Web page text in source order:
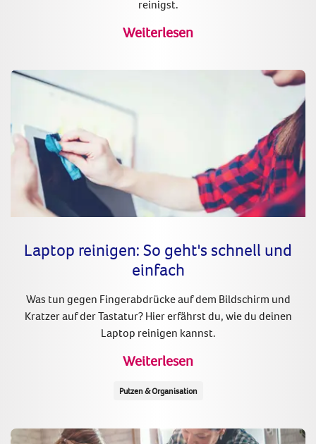
reinigst.
Weiterlesen
Laptop reinigen: So geht's schnell und
einfach
Was tun gegen Fingerabdrücke auf dem Bildschirm und
Kratzer auf der Tastatur? Hier erfährst du, wie du deinen
Laptop reinigen kannst.
Weiterlesen
Putzen & Organisation